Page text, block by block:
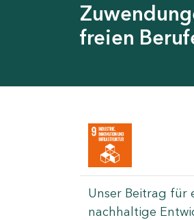
freien
Unser Beitrag für
nachhaltige